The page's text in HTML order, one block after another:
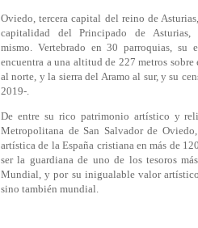
Oviedo, tercera capital del reino de
capitalidad del Principado de
mismo. Vertebrado en 30 parroquias, su
encuentra a una altitud de 227 metros
al norte, y la sierra del Aramo al sur, y su
2019-.
De entre su rico patrimonio artístico y
Metropolitana de San Salvador de
artística de la España cristiana en más de
ser la guardiana de uno de los tesoros
Mundial, y por su inigualable valor
sino también mundial.